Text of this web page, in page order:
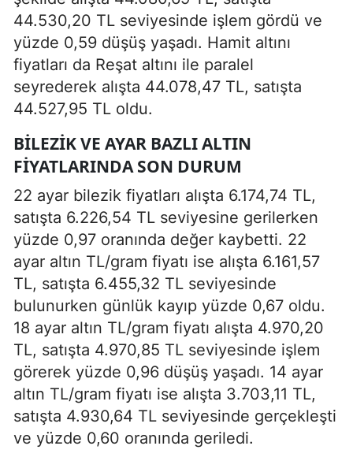
44.530,20 TL seviyesinde işlem gördü ve
yüzde 0,59 düşüş yaşadı. Hamit altını
fiyatları da Reşat altını ile paralel
seyrederek alışta 44.078,47 TL, satışta
44.527,95 TL oldu.
BILEZIK VE AYAR BAZLI ALTIN
FIYATLARINDA SON DURUM
22 ayar bilezik fiyatları alışta 6.174,74 TL,
satışta 6.226,54 TL seviyesine gerilerken
yüzde 0,97 oranında değer kaybetti. 22
ayar altın TL/gram fiyatı ise alışta 6.161,57
TL, satışta 6.455,32 TL seviyesinde
bulunurken günlük kayıp yüzde 0,67 oldu.
18 ayar altın TL/gram fiyatı alışta 4.970,20
TL, satışta 4.970,85 TL seviyesinde işlem
görerek yüzde 0,96 düşüş yaşadı. 14 ayar
altın TL/gram fiyatı ise alışta 3.703,11 TL,
satışta 4.930,64 TL seviyesinde gerçekleşti
ve yüzde 0,60 oranında geriledi.